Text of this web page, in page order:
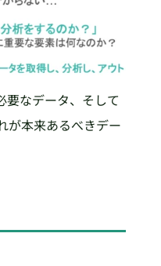
要なデータ、そして
が本来あるべきデー